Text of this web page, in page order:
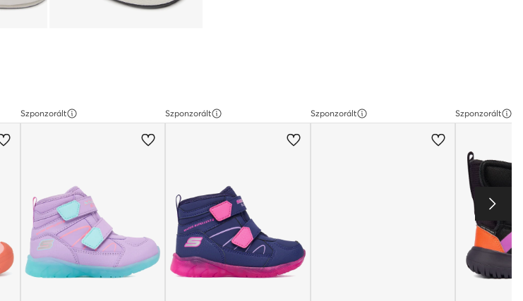
Szponzorált Szponzorált Szponzorált Szponzorált